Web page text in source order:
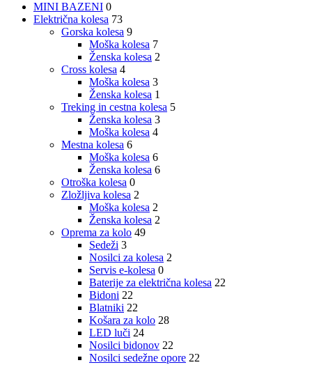
MINI BAZENI 0
Električna kolesa 73
Gorska kolesa 9
Moška kolesa 7
Ženska kolesa 2
Cross kolesa 4
Moška kolesa 3
Ženska kolesa 1
Treking in cestna kolesa 5
Ženska kolesa 3
Moška kolesa 4
Mestna kolesa 6
Moška kolesa 6
Ženska kolesa 6
Otroška kolesa 0
Zložljiva kolesa 2
Moška kolesa 2
Ženska kolesa 2
Oprema za kolo 49
Sedeži 3
Nosilci za kolesa 2
Servis e-kolesa 0
Baterije za električna kolesa 22
Bidoni 22
Blatniki 22
Košara za kolo 28
LED luči 24
Nosilci bidonov 22
Nosilci sedežne opore 22